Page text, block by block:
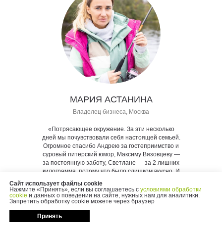
МАРИЯ АСТАНИНА
Владелец бизнеса, Москва
«Потрясающее окружение. За эти несколько
дней мы почувствовали себя настоящей семьей.
Огромное спасибо Андрею за гостеприимство и
суровый питерский юмор, Максиму Вязовцеву —
за постоянную заботу, Светлане — за 2 лишних
килограмма, потому что было слишком вкусно. И
всем ребятам, с которыми, не раздумывая, мы
сразу выкупили билеты на следующий Комбат-
тур. Мы сегодня дома!»
Сайт использует файлы cookie
Нажмите «Принять», если вы соглашаетесь с условиями обработки
cookie и данных о поведении на сайте, нужных нам для аналитики.
Запретить обработку cookie можете через браузер
Принять